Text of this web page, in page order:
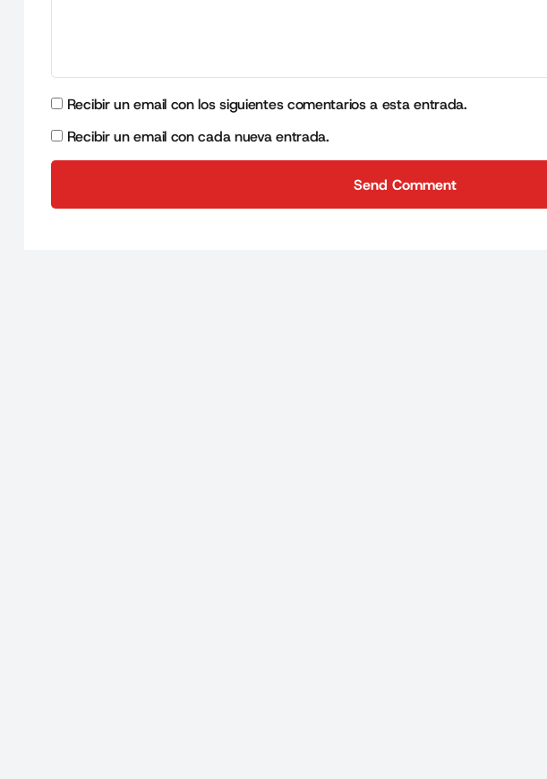
Recibir un email con los siguientes comentarios a esta entrada.
Recibir un email con cada nueva entrada.
Send Comment